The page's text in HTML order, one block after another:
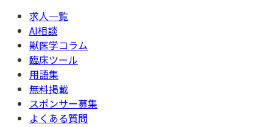
求人一覧
AI相談
獣医学コラム
臨床ツール
用語集
無料掲載
スポンサー募集
よくある質問